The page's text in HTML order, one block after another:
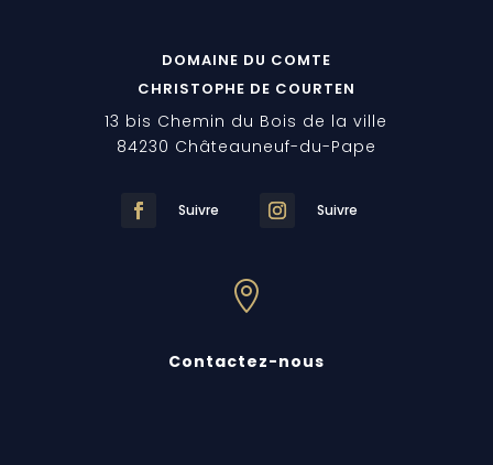
DOMAINE DU COMTE
CHRISTOPHE DE COURTEN
13 bis Chemin du Bois de la ville
84230 Châteauneuf-du-Pape
Suivre Suivre

Contactez-nous